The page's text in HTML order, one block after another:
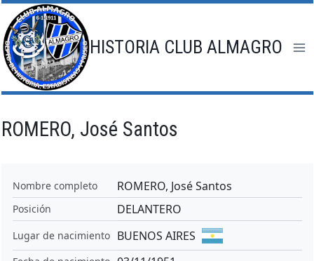
Saltar
al
contenido
HISTORIA CLUB ALMAGRO
ROMERO, José Santos
Nombre completo ROMERO, José Santos
Posición DELANTERO
Lugar de nacimiento BUENOS AIRES